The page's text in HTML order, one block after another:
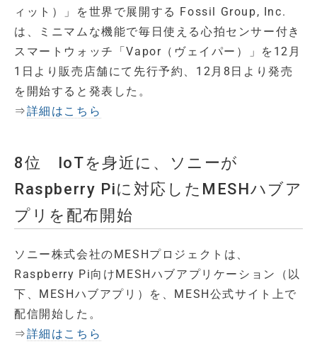
ィット）」を世界で展開する Fossil Group, Inc.
は、ミニマムな機能で毎日使える心拍センサー付き
スマートウォッチ「Vapor（ヴェイパー）」を12月
1日より販売店舗にて先行予約、12月8日より発売
を開始すると発表した。
⇒詳細はこちら
8位 IoTを身近に、ソニーが
Raspberry Piに対応したMESHハブア
プリを配布開始
ソニー株式会社のMESHプロジェクトは、
Raspberry Pi向けMESHハブアプリケーション（以
下、MESHハブアプリ）を、MESH公式サイト上で
配信開始した。
⇒詳細はこちら